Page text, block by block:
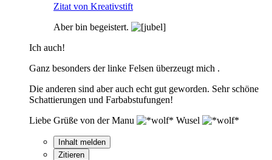
Zitat von Kreativstift
Aber bin begeistert.
Ich auch!
Ganz besonders der linke Felsen überzeugt mich .
Die anderen sind aber auch echt gut geworden. Sehr schöne
Schattierungen und Farbabstufungen!
Liebe Grüße von der Manu
Wusel
Inhalt melden
Zitieren